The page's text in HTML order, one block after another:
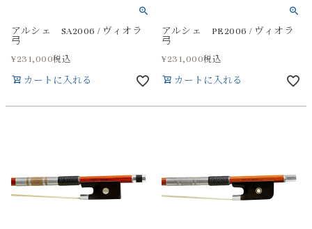
アルシェ SA2006 / ヴィオラ
弓
¥231,000税込
カートに入れる
アルシェ PE2006 / ヴィオラ
弓
¥231,000税込
カートに入れる